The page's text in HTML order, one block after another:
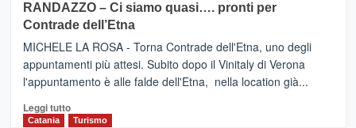
IL
NUOVO
SUMMER
CLUB
VIAGRANDE
(Ct)
–
Benanti
presenta
“Vino
&
Cultura
RANDAZZO – Ci siamo quasi…. pronti per
Contrade dell’Etna
MICHELE LA ROSA - Torna Contrade dell'Etna, uno degli
appuntamenti più attesi. Subito dopo il Vinitaly di Verona
l'appuntamento è alle falde dell'Etna, nella location già...
Leggi tuttoLeggi
di
Catania Turismo